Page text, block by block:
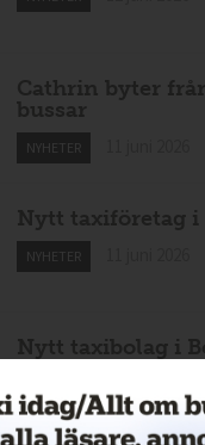
Cathrin byter
bussar
NYHETER
Nytt taxiföretag i
NYHETER
Nytt taxibolag i